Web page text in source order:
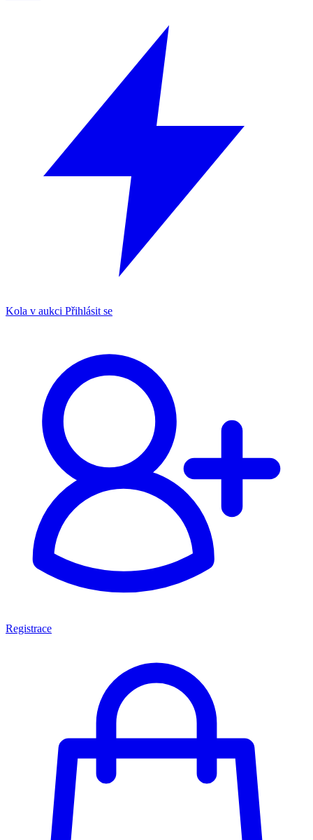
Kola v aukci Přihlásit se
Registrace